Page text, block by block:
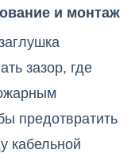
и монтаж
зазор, где
предотвратить
кабельной